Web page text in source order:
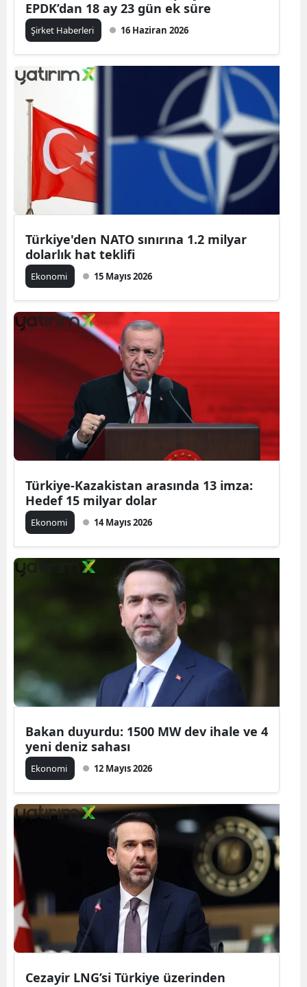
EPDK’dan 18 ay 23 gün ek süre
Şirket Haberleri 16 Haziran 2026
Türkiye'den NATO sınırına 1.2 milyar
dolarlık hat teklifi
Ekonomi 15 Mayıs 2026
Türkiye-Kazakistan arasında 13 imza:
Hedef 15 milyar dolar
Ekonomi 14 Mayıs 2026
Bakan duyurdu: 1500 MW dev ihale ve 4
yeni deniz sahası
Ekonomi 12 Mayıs 2026
Cezayir LNG’si Türkiye üzerinden